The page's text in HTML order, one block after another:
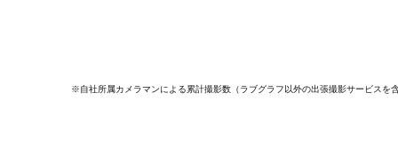
※自社所属カメラマンによる累計撮影数（ラブグラフ以外の出張撮影サービスを